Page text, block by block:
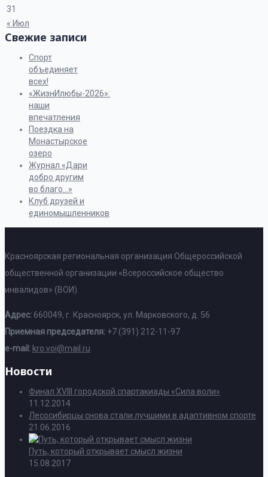
« Июл
31
Свежие записи
Спорт
объединяет
всех!
«ЖизнИлюбы-2026»:
наши
впечатления
Поездка на
Монастырское
озеро
Журнал «Дари
добро другим
во благо…»
Клуб друзей и
единомышленников
Красноярская региональная организация Общероссийской
общественной организации «Всероссийское общество
инвалидов» (ВОИ).
Адрес: 660049, г. Красноярск, ул. Марковского, д. 56
Приемная председателя: +7 (391) 212-11-97
e-mail: kro.voi@mail.ru
Новости
Финал XVIII городской спартакиады «Сила воли»
11.12.2014
Лесосибирцы снова стали лучшими в адаптивном спорте
21.06.2016
Путь, который открывает смысл жизни
15.08.2017